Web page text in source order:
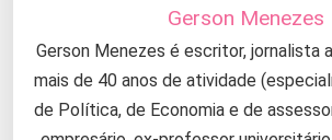
Gerson Menezes
Gerson Menezes é escritor, jornalista
mais de 40 anos de atividade
de Política, de Economia e de